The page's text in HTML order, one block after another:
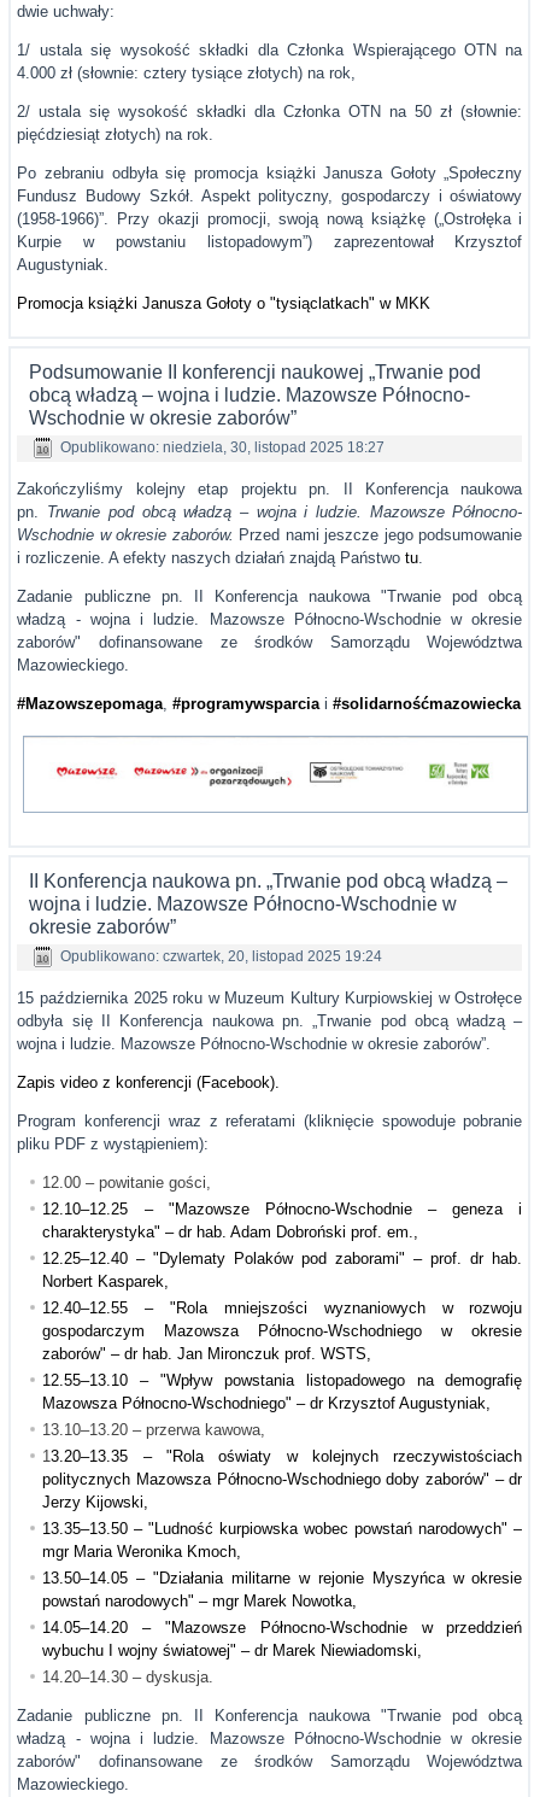
dwie uchwały:
1/ ustala się wysokość składki dla Członka Wspierającego OTN na
4.000 zł (słownie: cztery tysiące złotych) na rok,
2/ ustala się wysokość składki dla Członka OTN na 50 zł (słownie:
pięćdziesiąt złotych) na rok.
Po zebraniu odbyła się promocja książki Janusza Gołoty „Społeczny
Fundusz Budowy Szkół. Aspekt polityczny, gospodarczy i oświatowy
(1958-1966)”. Przy okazji promocji, swoją nową książkę („Ostrołęka i
Kurpie w powstaniu listopadowym”) zaprezentował Krzysztof
Augustyniak.
Promocja książki Janusza Gołoty o "tysiąclatkach" w MKK
Podsumowanie II konferencji naukowej „Trwanie pod
obcą władzą – wojna i ludzie. Mazowsze Północno-
Wschodnie w okresie zaborów”
Opublikowano: niedziela, 30, listopad 2025 18:27
Zakończyliśmy kolejny etap projektu pn. II Konferencja naukowa
pn. Trwanie pod obcą władzą – wojna i ludzie. Mazowsze Północno-
Wschodnie w okresie zaborów. Przed nami jeszcze jego podsumowanie
i rozliczenie. A efekty naszych działań znajdą Państwotu
Zadanie publiczne pn. II Konferencja naukowa "Trwanie pod obcą
władzą - wojna i ludzie. Mazowsze Północno-Wschodnie w okresie
zaborów" dofinansowane ze środków Samorządu Województwa
Mazowieckiego.
#Mazowszepomaga ,#programywsparcia i#solidarnośćmazowiecka
II Konferencja naukowa pn. „Trwanie pod obcą władzą –
wojna i ludzie. Mazowsze Północno-Wschodnie w
okresie zaborów”
Opublikowano: czwartek, 20, listopad 2025 19:24
15 października 2025 roku w Muzeum Kultury Kurpiowskiej w Ostrołęce
odbyła się II Konferencja naukowa pn. „Trwanie pod obcą władzą –
wojna i ludzie. Mazowsze Północno-Wschodnie w okresie zaborów”.
Zapis video z konferencji (Facebook).
Program konferencji wraz z referatami (kliknięcie spowoduje pobranie
pliku PDF z wystąpieniem):
12.00 – powitanie gości,
12.10–12.25 – "Mazowsze Północno-Wschodnie – geneza i
charakterystyka" – dr hab. Adam Dobroński prof. em.,
12.25–12.40 – "Dylematy Polaków pod zaborami" – prof. dr hab.
Norbert Kasparek,
12.40–12.55 – "Rola mniejszości wyznaniowych w rozwoju
gospodarczym Mazowsza Północno-Wschodniego w okresie
zaborów" – dr hab. Jan Mironczuk prof. WSTS,
12.55–13.10 – "Wpływ powstania listopadowego na demografię
Mazowsza Północno-Wschodniego" – dr Krzysztof Augustyniak,
13.10–13.20 – przerwa kawowa,
13.20–13.35 – "Rola oświaty w kolejnych rzeczywistościach
politycznych Mazowsza Północno-Wschodniego doby zaborów" – dr
Jerzy Kijowski,
13.35–13.50 – "Ludność kurpiowska wobec powstań narodowych" –
mgr Maria Weronika Kmoch,
13.50–14.05 – "Działania militarne w rejonie Myszyńca w okresie
powstań narodowych" – mgr Marek Nowotka,
14.05–14.20 – "Mazowsze Północno-Wschodnie w przeddzień
wybuchu I wojny światowej" – dr Marek Niewiadomski,
14.20–14.30 – dyskusja.
Zadanie publiczne pn. II Konferencja naukowa "Trwanie pod obcą
władzą - wojna i ludzie. Mazowsze Północno-Wschodnie w okresie
zaborów" dofinansowane ze środków Samorządu Województwa
Mazowieckiego.